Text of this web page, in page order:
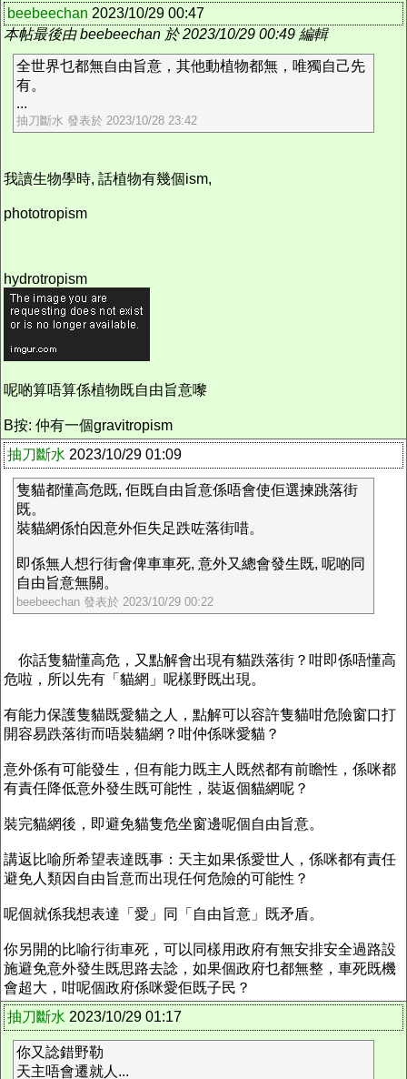
beebeechan 2023/10/29 00:47
本帖最後由 beebeechan 於 2023/10/29 00:49 編輯
全世界乜都無自由旨意，其他動植物都無，唯獨自己先
有。
...
抽刀斷水 發表於 2023/10/28 23:42
我讀生物學時, 話植物有幾個ism,
phototropism
hydrotropism
呢啲算唔算係植物既自由旨意嚟
B按: 仲有一個gravitropism
抽刀斷水 2023/10/29 01:09
隻貓都懂高危既, 佢既自由旨意係唔會使佢選揀跳落街
既。
裝貓網係怕因意外佢失足跌咗落街唶。
即係無人想行街會俾車車死, 意外又總會發生既, 呢啲同
自由旨意無關。
beebeechan 發表於 2023/10/29 00:22
你話隻貓懂高危，又點解會出現有貓跌落街？咁即係唔懂高
危啦，所以先有「貓網」呢樣野既出現。
有能力保護隻貓既愛貓之人，點解可以容許隻貓咁危險窗口打
開容易跌落街而唔裝貓網？咁仲係咪愛貓？
意外係有可能發生，但有能力既主人既然都有前瞻性，係咪都
有責任降低意外發生既可能性，裝返個貓網呢？
裝完貓網後，即避免貓隻危坐窗邊呢個自由旨意。
講返比喻所希望表達既事：天主如果係愛世人，係咪都有責任
避免人類因自由旨意而出現任何危險的可能性？
呢個就係我想表達「愛」同「自由旨意」既矛盾。
你另開的比喻行街車死，可以同樣用政府有無安排安全過路設
施避免意外發生既思路去諗，如果個政府乜都無整，車死既機
會超大，咁呢個政府係咪愛佢既子民？
抽刀斷水 2023/10/29 01:17
你又諗錯野勒
天主唔會遷就人...